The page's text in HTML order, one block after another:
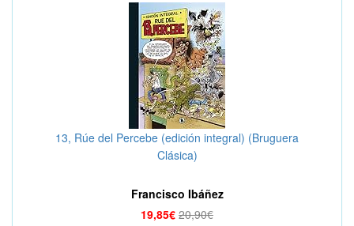
13, Rúe del Percebe (edición integral) (Bruguera
Clásica)
Francisco Ibáñez
19,85€ 20,90€